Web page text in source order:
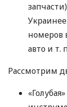
номеров
авто и т.
Рассмотрим